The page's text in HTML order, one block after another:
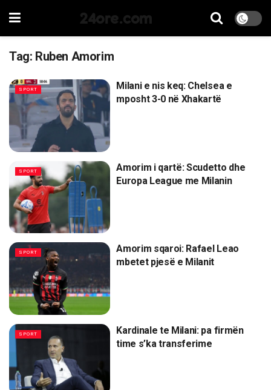
24ore.com
Tag: Ruben Amorim
SPORT
Milani e nis keq: Chelsea e
mposht 3-0 në Xhakartë
SPORT
Amorim i qartë: Scudetto dhe
Europa League me Milanin
SPORT
Amorim sqaroi: Rafael Leao
mbetet pjesë e Milanit
SPORT
Kardinale te Milani: pa firmën
time s’ka transferime